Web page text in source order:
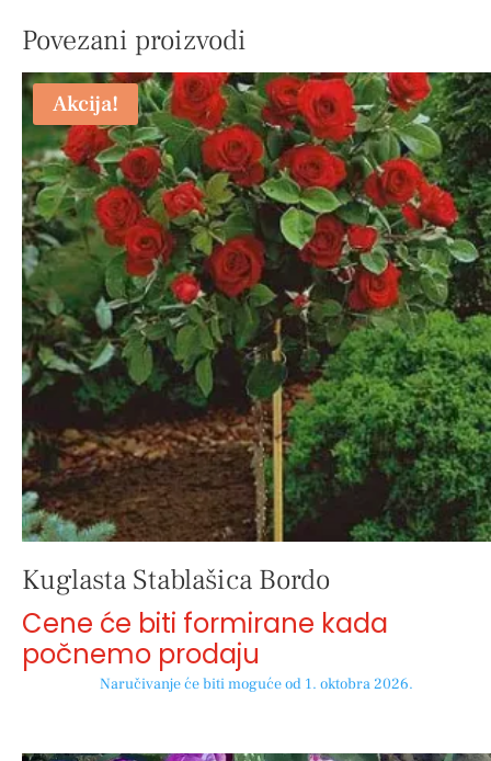
Povezani proizvodi
Akcija!
Kuglasta Stablašica Bordo
Cene će biti formirane kada
počnemo prodaju
Naručivanje će biti moguće od 1. oktobra 2026.